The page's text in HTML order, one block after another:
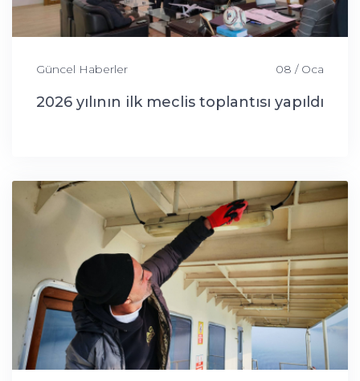
Güncel Haberler 08 / Oca
2026 yılının ilk meclis toplantısı yapıldı